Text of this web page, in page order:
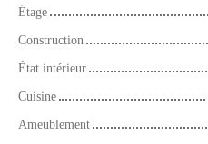
Étage
Construction
État intérieur
Cuisine
Ameublement